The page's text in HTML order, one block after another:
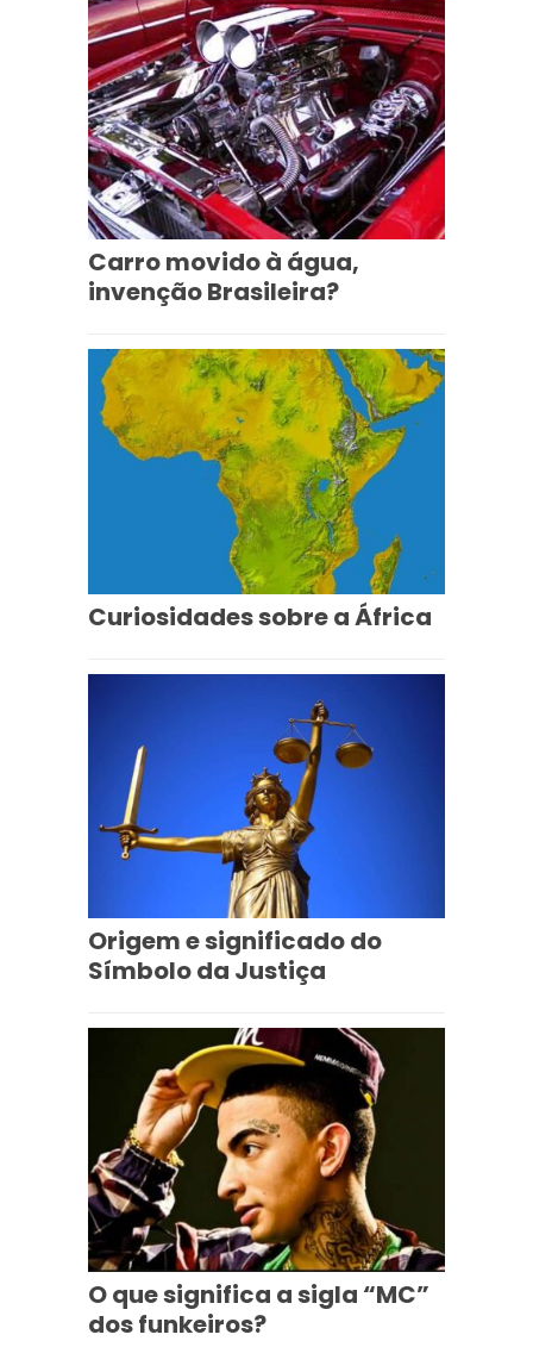
Carro movido à água,
invenção Brasileira?
Curiosidades sobre a África
Origem e significado do
Símbolo da Justiça
O que significa a sigla “MC”
dos funkeiros?